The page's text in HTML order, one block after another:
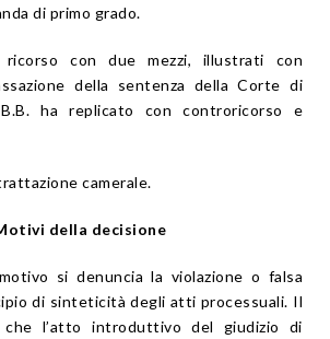
di primo grado.
con due mezzi, illustrati con
della sentenza della Corte di
ha replicato con controricorso e
camerale.
della decisione
si denuncia la violazione o falsa
di sinteticità degli atti processuali. Il
che l’atto introduttivo del giudizio di